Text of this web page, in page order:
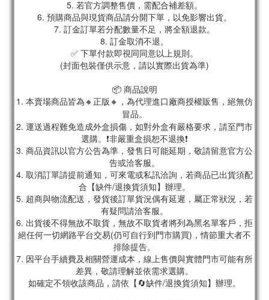
5. 若官方調整售價，需配合補差額。
6. 預購商品與現貨商品請分開下單，以免影響出貨。
7. 訂金訂單若分配數量不足，將全額退款。
8. 訂金取消不退。
✅ 下單付款即視同同意以上規則。
(封面包裝僅供示意，請以實際出貨為準)
📦 商品說明
1. 本賣場商品皆為🔸正版🔸，為代理進口廠商授權販售，絕無仿
冒品。
2. 運送過程難免造成外盒損傷，如對外盒有嚴格要求，請至門市
選購。❗非嚴重盒損恕不退換❗
3. 商品資訊以官方公告為準，發售日可能延期，敬請留意官方公
告或洽客服。
4. 取消訂單請提前通知，可來電或私訊洽詢，若商品已出貨須配
合【缺件/退換貨須知】辦理。
5. 超商與物流配送，發貨後訂單貨況偶有延遲，屬正常狀況，若
有疑問請洽客服。
6. 出貨後不得無故不取貨，無故不取貨者將列為黑名單客戶，拒
絕任何一切網路平台交易(仍可自行到門市購買)，情節重大者不
排除提告。
7. 因平台手續費及相關營運成本，線上售價與實體門市可能有所
差異，敬請理解並依需求選購。
如確定不領收該商品，請依【🔄缺件/退換貨須知】辦理。